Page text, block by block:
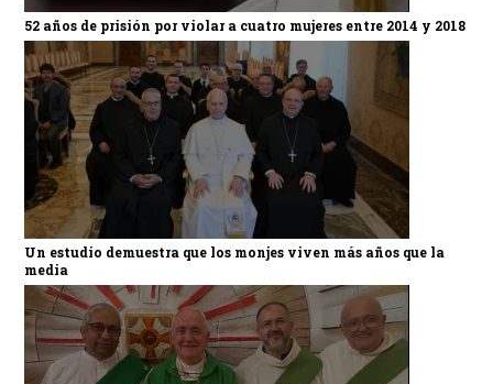
52 años de prisión por violar a cuatro mujeres entre 2014 y 2018
Un estudio demuestra que los monjes viven más años que la
media